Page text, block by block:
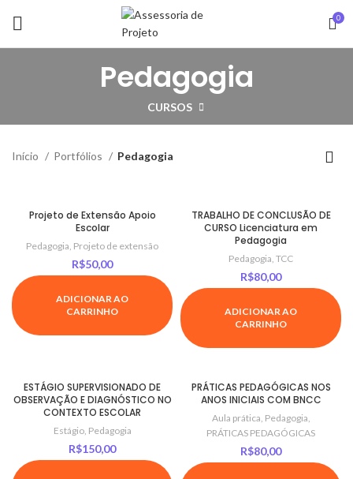
0
Pedagogia
CURSOS
Início Portfólios Pedagogia
Projeto de Extensão Apoio
Escolar
Pedagogia, Projeto de extensão
R$50,00
ADICIONAR AO
CARRINHO
TRABALHO DE CONCLUSÃO DE
CURSO Licenciatura em
Pedagogia
Pedagogia, TCC
R$80,00
ADICIONAR AO
CARRINHO
ESTÁGIO SUPERVISIONADO DE
OBSERVAÇÃO E DIAGNÓSTICO NO
CONTEXTO ESCOLAR
Estágio, Pedagogia
R$150,00
PRÁTICAS PEDAGÓGICAS NOS
ANOS INICIAIS COM BNCC
Aula prática, Pedagogia,
PRÁTICAS PEDAGÓGICAS
R$80,00